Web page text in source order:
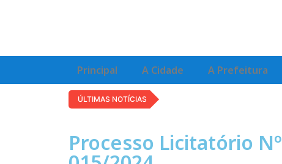
Principal A Cidade A Prefeitura
ÚLTIMAS NOTÍCIAS
Processo Licitatório Nº